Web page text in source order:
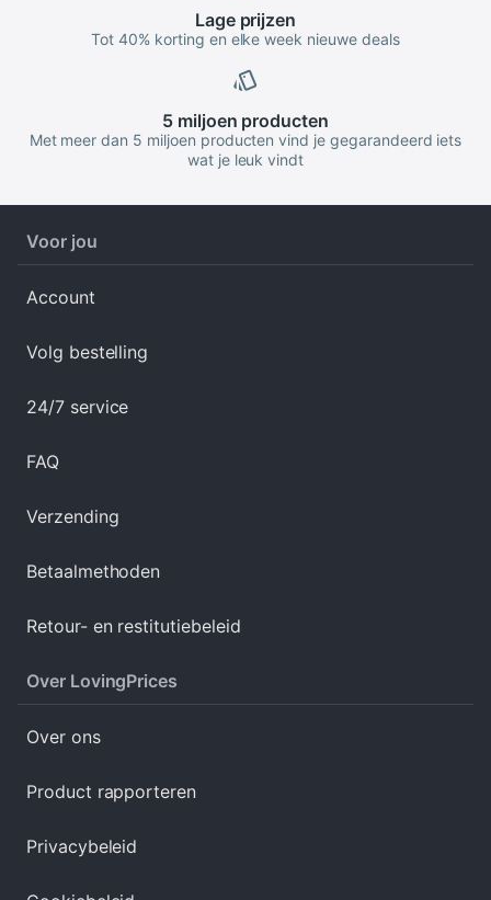
Lageprijzen
Tot 40% korting en elke week nieuwe deals
5 miljoen producten
Met meer dan 5 miljoen producten vind je gegarandeerd iets
wat je leuk vindt
Voor jou
Account
Volg bestelling
24/7 service
FAQ
Verzending
Betaalmethoden
Retour- en restitutiebeleid
Over LovingPrices
Over ons
Product rapporteren
Privacybeleid